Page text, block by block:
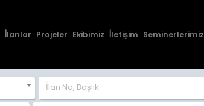
İlanlar Projeler Ekibimiz İletişim Seminerlerimiz